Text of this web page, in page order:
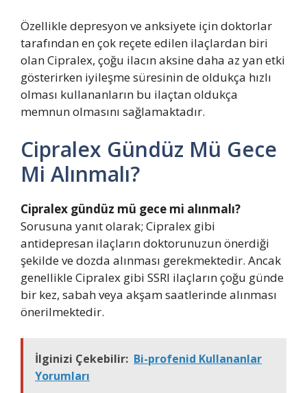
Özellikle depresyon ve anksiyete için doktorlar
tarafından en çok reçete edilen ilaçlardan biri
olan Cipralex, çoğu ilacın aksine daha az yan etki
gösterirken iyileşme süresinin de oldukça hızlı
olması kullananların bu ilaçtan oldukça
memnun olmasını sağlamaktadır.
Cipralex Gündüz Mü Gece
Mi Alınmalı?
Cipralex gündüz mü gece mi alınmalı?
Sorusuna yanıt olarak; Cipralex gibi
antidepresan ilaçların doktorunuzun önerdiği
şekilde ve dozda alınması gerekmektedir. Ancak
genellikle Cipralex gibi SSRI ilaçların çoğu günde
bir kez, sabah veya akşam saatlerinde alınması
önerilmektedir.
İlginizi Çekebilir: Bi-profenid Kullananlar
Yorumları